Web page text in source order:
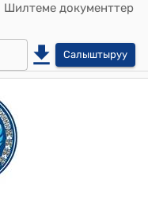
Шилтеме документтер
Салыштыруу